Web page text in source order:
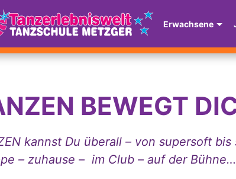
Erwachsene
BEWEGT
kannst Du überall – von supersoft
– zuhause – im Club – auf der Bühne…